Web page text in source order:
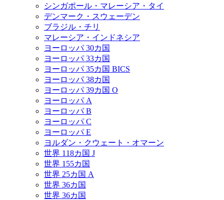
シンガポール・マレーシア・タイ
デンマーク・スウェーデン
ブラジル・チリ
マレーシア・インドネシア
ヨーロッパ 30カ国
ヨーロッパ 33カ国
ヨーロッパ 35カ国 BICS
ヨーロッパ 38カ国
ヨーロッパ 39カ国 O
ヨーロッパ A
ヨーロッパ B
ヨーロッパ C
ヨーロッパ E
ヨルダン・クウェート・オマーン
世界 118カ国 J
世界 155カ国
世界 25カ国 A
世界 36カ国
世界 36カ国